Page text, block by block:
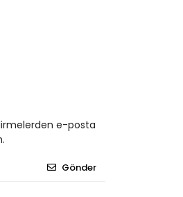
e-posta
Gönder